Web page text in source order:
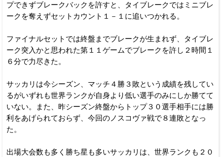
プできずブレークバックを許すと、タイブレークではミニブレ
ークを奪えずセットカウント１－１に追いつかれる。
ファイナルセットでは終盤までブレークが生まれず、タイブレ
ーク突入かと思われた第１１ゲームでブレークを許し２時間１
６分で力尽きた。
サッカリは今シーズン、マッチ４勝３敗という成績を残してい
るがいずれも世界ランクが自身より低い選手のみにしか勝てて
いない。また、昨シーズン終盤からトップ３０選手相手には勝
利をあげられておらず、今回のノスコヴァ戦で８連敗となっ
た。
出場大会数も多く勝ち星も多いサッカリは、世界ランクも２０